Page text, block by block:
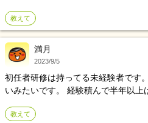
教えて
満月
2023/9/5
初任者研修は持ってる未経験者です
いみたいです。 経験積んで半年以上
教えて